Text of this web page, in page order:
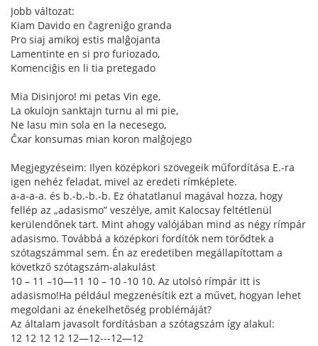
Jobb változat:
Kiam Davido en ĉagreniĝo granda
Pro siaj amikoj estis malĝojanta
Lamentinte en si pro furiozado,
Komenciĝis en li tia pretegado
Mia Disinjoro! mi petas Vin ege,
La okulojn sanktajn turnu al mi pie,
Ne lasu min sola en la necesego,
Ĉxar konsumas mian koron malĝojego
Megjegyzéseim: Ilyen középkori szövegeik műfordítása E.-ra
igen nehéz feladat, mivel az eredeti rímképlete.
a-a-a-a. és b.-b.-b.-b. Ez óhatatlanul magával hozza, hogy
fellép az „adasismo” veszélye, amit Kalocsay feltétlenül
kerülendőnek tart. Mint ahogy valójában mind as négy rímpár
adasismo. Továbbá a középkori fordítók nem törődtek a
szótagszámmal sem. Én az eredetiben megállapítottam a
követkző szótagszám-alakulást
10 – 11 –10—11 10 – 10 -10 10. Az utolsó rímpár itt is
adasismo!Ha például megzenésítik ezt a művet, hogyan lehet
megoldani az énekelhetőség problémáját?
Az általam javasolt fordításban a szótagszám így alakul:
12 12 12 12 12—12---12—12